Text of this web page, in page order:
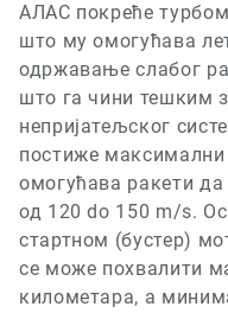
АЛАС покреће
што му омогућава
одржавање слабог
што га чини тешким
непријатељског
постиже
омогућава ракети
од 120 do 150 m/s.
стартном (бустер)
се може похвалити
километара, а